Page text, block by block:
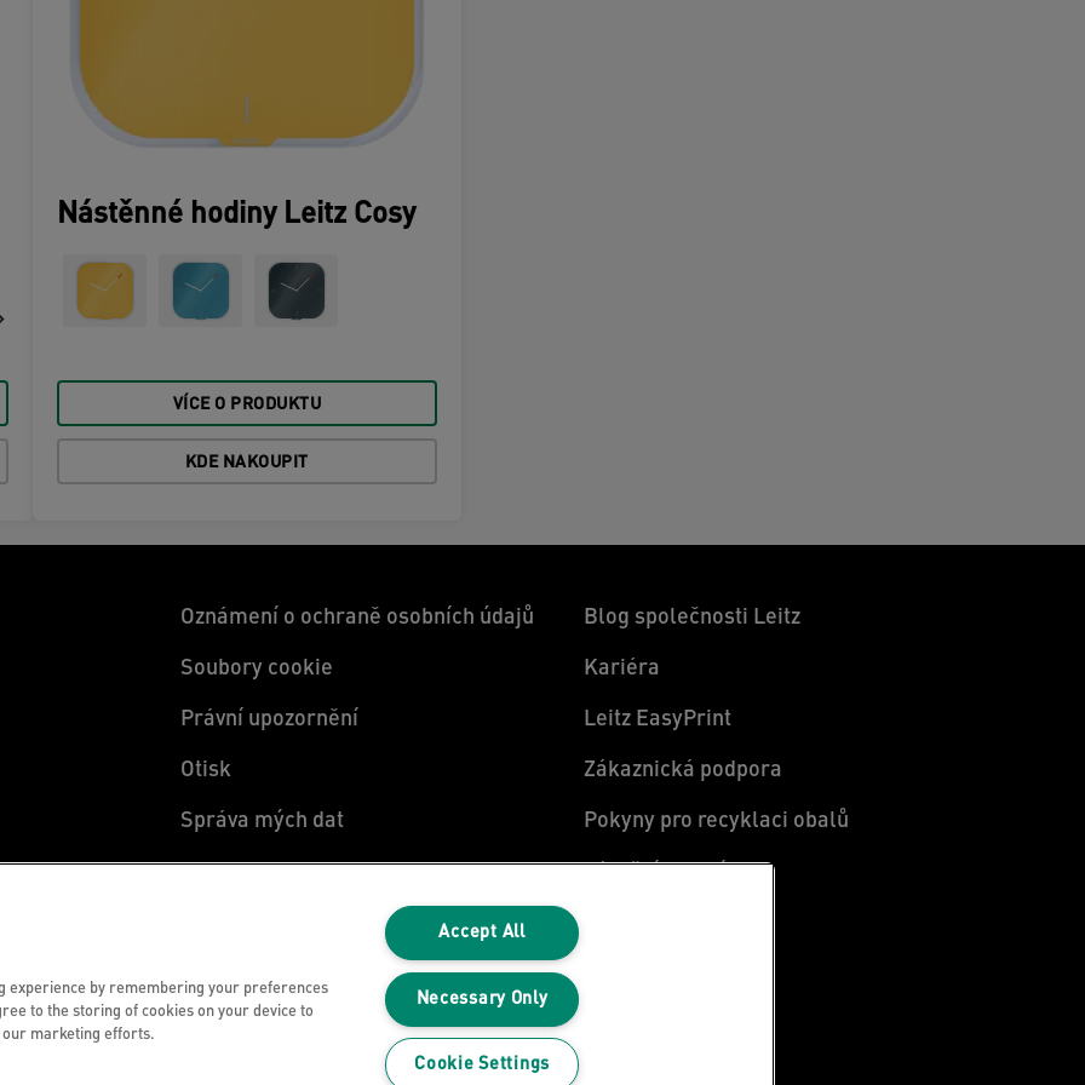
Nástěnné hodiny Leitz Cosy
VÍCE O PRODUKTU
KDE NAKOUPIT
Oznámení o ochraně osobních údajů
Soubory cookie
Právní upozornění
Otisk
Správa mých dat
Blog společnosti Leitz
Kariéra
Leitz EasyPrint
Zákaznická podpora
Pokyny pro recyklaci obalů
Záruční podmínky
experience by remembering your preferences
to the storing of cookies on your device to
our marketing efforts.
Accept All
Necessary Only
Cookie Settings